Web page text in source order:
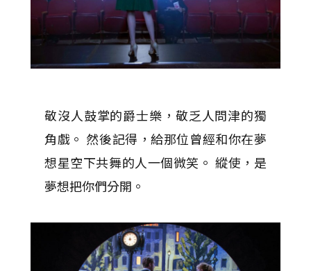
敬沒人鼓掌的爵士樂，敬乏人問津的獨
角戲。 然後記得，給那位曾經和你在夢
想星空下共舞的人一個微笑。 縱使，是
夢想把你們分開。